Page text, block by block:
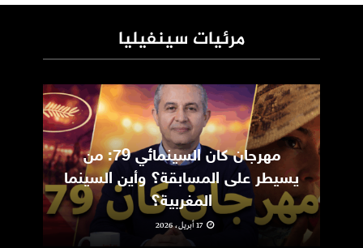
مرئيات سينفيليا
مهرجان كان السينمائي 79: من
يسيطر على المسابقة؟ وأين السينما
المغربية؟
17 أبريل، 2026